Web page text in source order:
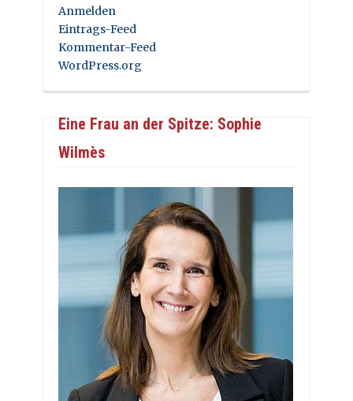
Anmelden
Eintrags-Feed
Kommentar-Feed
WordPress.org
Eine Frau an der Spitze: Sophie
Wilmès